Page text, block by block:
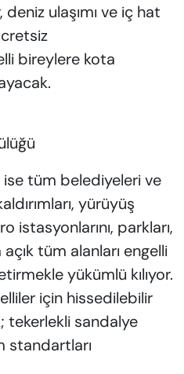
ulaşımı ve iç hat
bireylere kota
tüm belediyeleri ve
yürüyüş
istasyonlarını, parkları,
tüm alanları engelli
yükümlü kılıyor.
için hissedilebilir
tekerlekli sandalye
standartları